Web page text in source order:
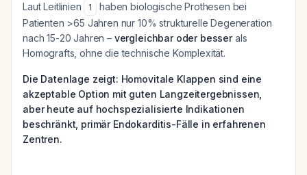
Laut Leitlinien 1
haben biologische Prothesen bei
Patienten >65 Jahren nur 10% strukturelle Degeneration
nach 15-20 Jahren – vergleichbar oder besserals
Homografts, ohne die technische Komplexität.
Die Datenlage zeigt: Homovitale Klappen sind eine
akzeptable Option mit guten Langzeitergebnissen,
aber heute auf hochspezialisierte Indikationen
beschränkt, primär Endokarditis-Fälle in erfahrenen
Zentren.